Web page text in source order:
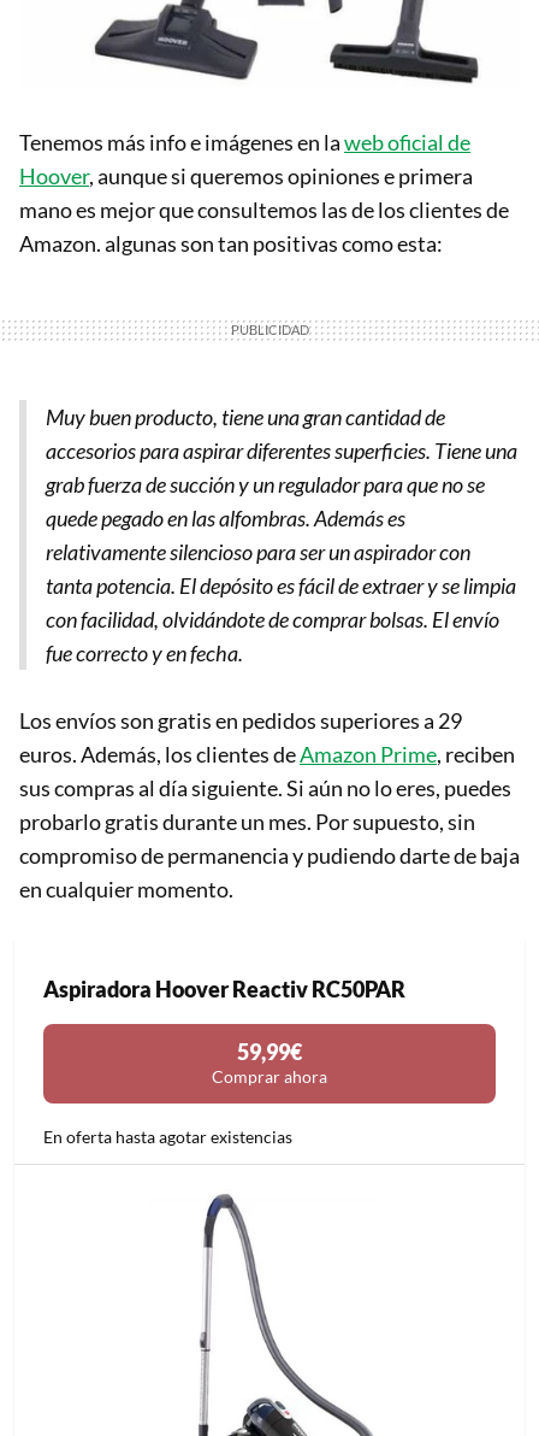
Tenemos más info e imágenes en laweb oficial de
Hoover, aunque si queremos opiniones e primera
mano es mejor que consultemos las de los clientes de
Amazon. algunas son tan positivas como esta:
Muy buen producto, tiene una gran cantidad de
accesorios para aspirar diferentes superficies. Tiene una
grab fuerza de succión y un regulador para que no se
quede pegado en las alfombras. Además es
relativamente silencioso para ser un aspirador con
tanta potencia. El depósito es fácil de extraer y se limpia
con facilidad, olvidándote de comprar bolsas. El envío
fue correcto y en fecha.
Los envíos son gratis en pedidos superiores a 29
euros. Además, los clientes deAmazon Prime, reciben
sus compras al día siguiente. Si aún no lo eres, puedes
probarlo gratis durante un mes. Por supuesto, sin
compromiso de permanencia y pudiendo darte de baja
en cualquier momento.
Aspiradora Hoover Reactiv RC50PAR
59,99€
Comprar ahora
En oferta hasta agotar existencias